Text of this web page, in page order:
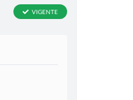
VIGENTE